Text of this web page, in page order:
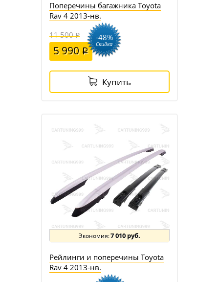
Поперечины багажника Toyota
Rav 4 2013-нв.
11 500
5 990
-48%
Скидка
Купить
7 010 руб.
Рейлинги и поперечины Toyota
Rav 4 2013-нв.